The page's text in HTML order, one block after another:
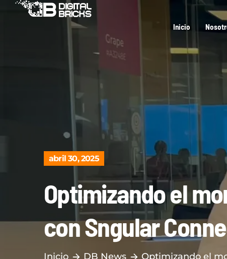
Inicio
abril 30, 2025
Optimizando el
con Sngular
Inicio DB News Optimizando el